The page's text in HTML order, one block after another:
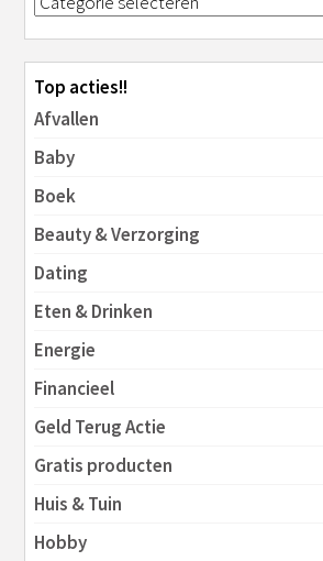
Top acties!!
Afvallen
Baby
Boek
Beauty & Verzorging
Dating
Eten & Drinken
Energie
Financieel
Geld Terug Actie
Gratis producten
Huis & Tuin
Hobby